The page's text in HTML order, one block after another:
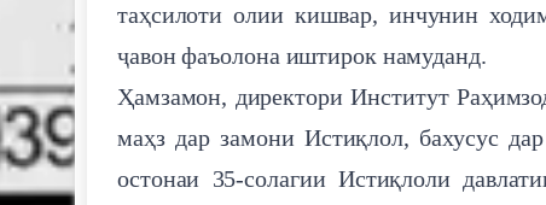
таҳсилоти олии кишвар, инчунин
ҷавон фаъолона иштирок намуданд.
Ҳамзамон, директори Институт
маҳз дар замони Истиқлол, бахусус
остонаи 35-солагии Истиқлоли